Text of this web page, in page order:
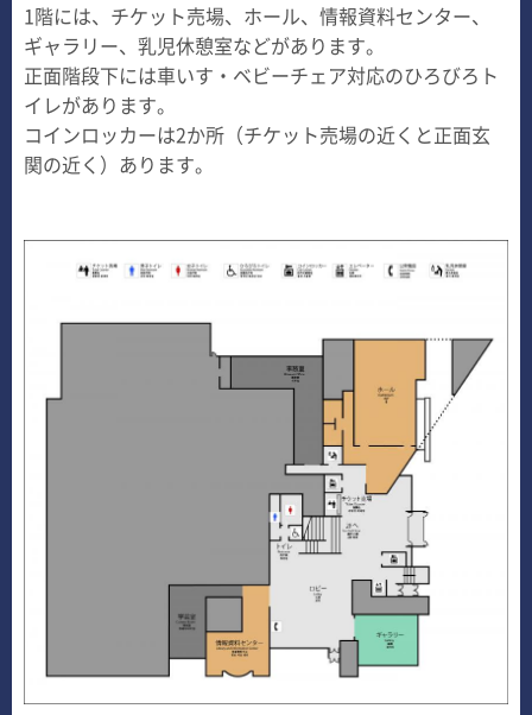
1階には、チケット売場、ホール、情報資料センター、
ギャラリー、乳児休憩室などがあります。
正面階段下には車いす・ベビーチェア対応のひろびろト
イレがあります。
コインロッカーは2か所（チケット売場の近くと正面玄
関の近く）あります。